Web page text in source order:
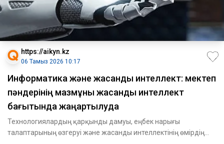
https://aikyn.kz
06 Тамыз 2026 10:17
Информатика және жасанды интеллект: мектеп
пәндерінің мазмұны жасанды интеллект
бағытында жаңартылуда
Технологиялардың қарқынды дамуы, еңбек нарығы
талаптарының өзгеруі және жасанды интеллектінің өмірдің